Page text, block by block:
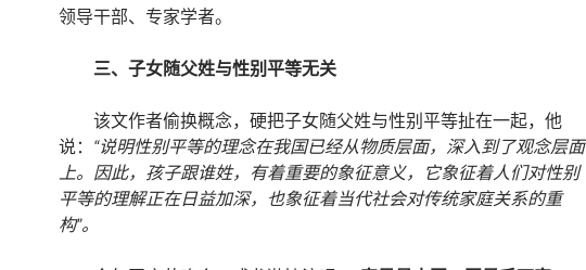
领导干部、专家学者。
三、子女随父姓与性别平等无关
该文作者偷换概念，硬把子女随父姓与性别平等扯在一起，他
说： “说明性别平等的理念在我国已经从物质层面，深入到了观念层面
上。因此，孩子跟谁姓，有着重要的象征意义，它象征着人们对性别
平等的理解正在日益加深，也象征着当代社会对传统家庭关系的重
构”。